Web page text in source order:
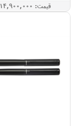
قيمت: 14,900,000 ريال